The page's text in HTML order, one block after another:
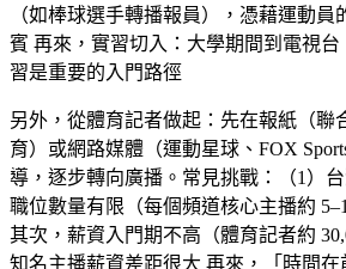
（如棒球選手轉播報員），憑藉運動員
賓 再來， 實習切入 ：大學期間到電視
習是重要的入門路徑
另外， 從體育記者做起 ：先在報紙（聯
育）或網路媒體（運動星球、FOX
導，逐步轉向廣播。常見挑戰：（1）
職位數量有限（每個頻道核心主播約
其次，薪資入門期不高（體育記者約
知名主播薪資差距很大 再來，「時間